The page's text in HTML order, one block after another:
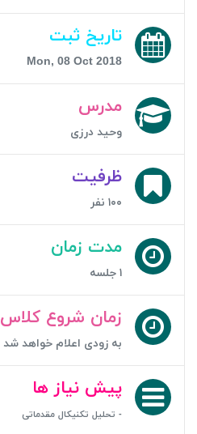
تاریخ ثبت
Mon, 08 Oct 2018
مدرس
وحید درزی
ظرفیت
۱۰۰ نفر
مدت زمان
۱ جلسه
زمان شروع کلاس
به زودی اعلام خواهد شد
پیش نیاز ها
- تحلیل تکنیکال مقدماتی